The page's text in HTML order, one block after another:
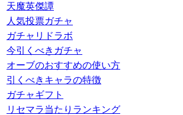
天魔英傑譚
人気投票ガチャ
ガチャリドラボ
今引くべきガチャ
オーブのおすすめの使い方
引くべきキャラの特徴
ガチャギフト
リセマラ当たりランキング